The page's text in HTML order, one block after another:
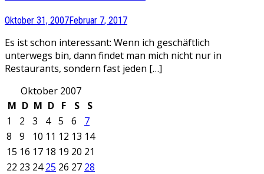
Oktober 31, 2007Februar 7, 2017
Es ist schon interessant: Wenn ich geschäftlich
unterwegs bin, dann findet man mich nicht nur in
Restaurants, sondern fast jeden […]
Oktober 2007
M D M D F S
S
1
2 3 4 5 6
7
8
9 10 11 12 13 14
15 16 17 18 19 20 21
22 23 24 25 26 27 28